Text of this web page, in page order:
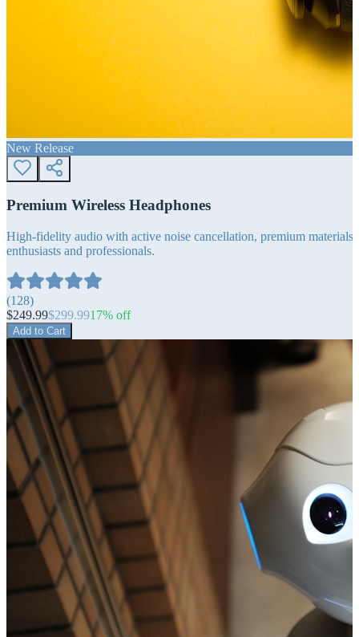
New Release
Premium Wireless Headphones
High-fidelity audio with active noise cancellation, premium
enthusiasts and professionals.
(128)
$249.99$299.9917% off
Add to Cart